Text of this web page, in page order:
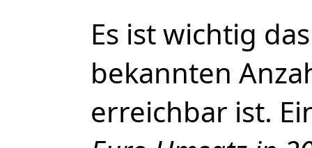
Es ist wichtig
bekannten
erreichbar ist.